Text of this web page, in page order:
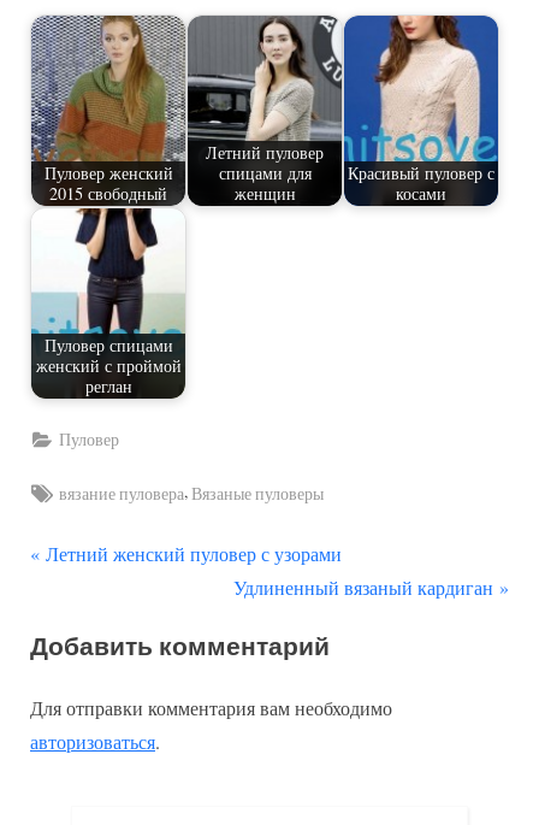
Пуловер женский
2015 свободный
Летний пуловер
спицами для
женщин
Красивый пуловер с
косами
Пуловер спицами
женский с проймой
реглан
Пуловер
Tags:
вязание пуловера,Вязаные пуловеры
Навигация
записям
П
д
д
у
Летний женский пуловер с узорами
С
е
у
Удлиненный вязаный кардиган
Добавить комментарий
Для отправки комментария вам необходимо
авторизоваться.